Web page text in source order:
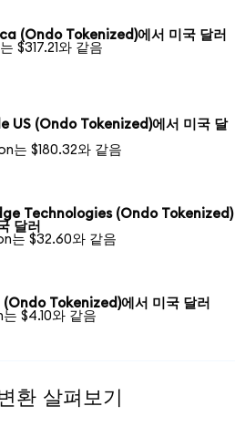
(Ondo Tokenized)에서 미국 달러
$317.21와 같음
US (Ondo Tokenized)에서 미국 달
는 $180.32와 같음
Technologies (Ondo Tokenized)
달러
는 $32.60와 같음
(Ondo Tokenized)에서 미국 달러
는 $4.10와 같음
환 살펴보기